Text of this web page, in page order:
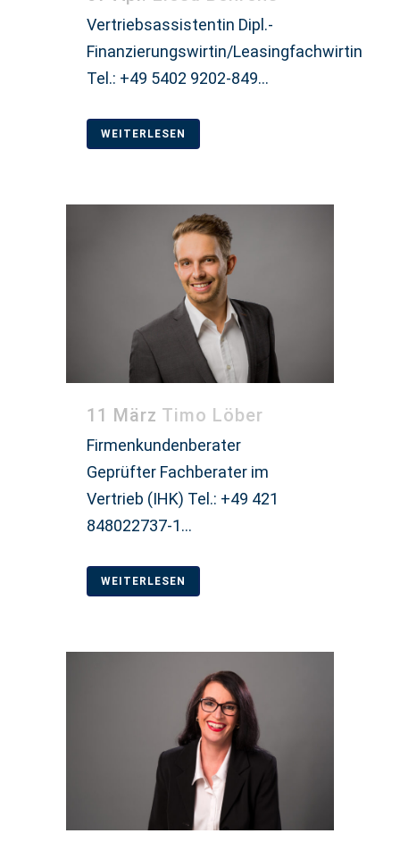
Vertriebsassistentin Dipl.-
Finanzierungswirtin/Leasingfachwirtin
Tel.: +49 5402 9202-849...
WEITERLESEN
11 März Timo Löber
Firmenkundenberater
Geprüfter Fachberater im
Vertrieb (IHK) Tel.: +49 421
848022737-1...
WEITERLESEN